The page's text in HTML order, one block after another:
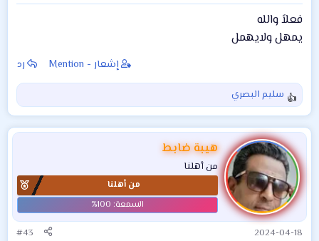
فعلاً والله
يمهل ولايهمل
إشعار - Mention رد
ا
ل
ت
ف
ا
ع
ل
ا
ت
:
سليم البصري
هيبة ضابط
من أهلنا
من أهلنا
2024-04-18
#43